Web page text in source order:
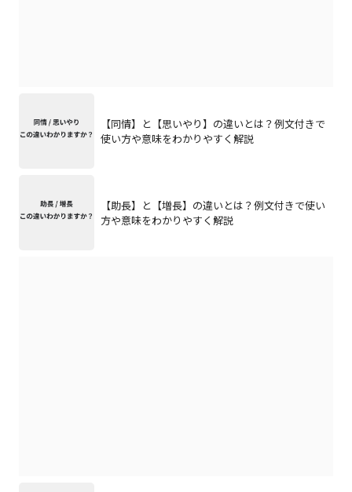
【同情】と【思いやり】の違いとは？例文付きで
使い方や意味をわかりやすく解説
【助長】と【増長】の違いとは？例文付きで使い
方や意味をわかりやすく解説